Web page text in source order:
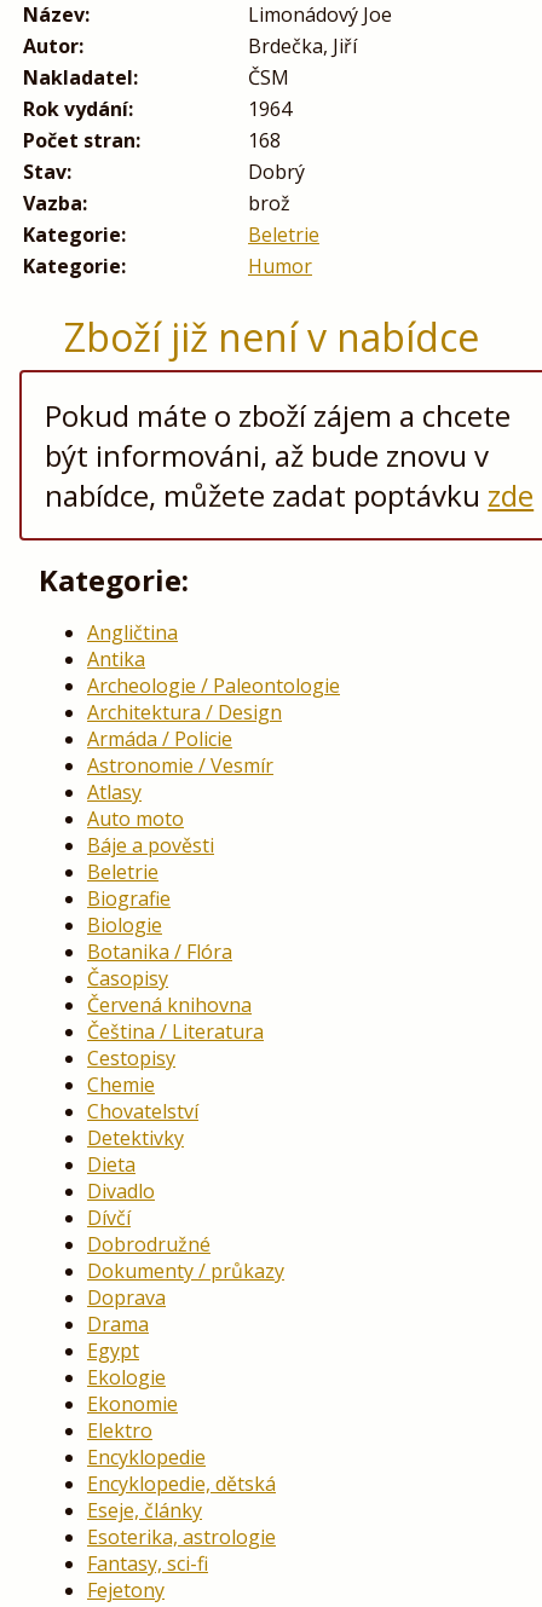
Název:
Limonádový Joe
Autor:
Brdečka, Jiří
Nakladatel:
ČSM
Rok vydání:
1964
Počet stran:
168
Stav:
Dobrý
Vazba:
brož
Kategorie:
Beletrie
Kategorie:
Humor
Zboží již není v nabídce
Pokud máte o zboží zájem a chcete
být informováni, až bude znovu v
nabídce, můžete zadat poptávku zde
Kategorie:
Angličtina
Antika
Archeologie / Paleontologie
Architektura / Design
Armáda / Policie
Astronomie / Vesmír
Atlasy
Auto moto
Báje a pověsti
Beletrie
Biografie
Biologie
Botanika / Flóra
Časopisy
Červená knihovna
Čeština / Literatura
Cestopisy
Chemie
Chovatelství
Detektivky
Dieta
Divadlo
Dívčí
Dobrodružné
Dokumenty / průkazy
Doprava
Drama
Egypt
Ekologie
Ekonomie
Elektro
Encyklopedie
Encyklopedie, dětská
Eseje, články
Esoterika, astrologie
Fantasy, sci-fi
Fejetony